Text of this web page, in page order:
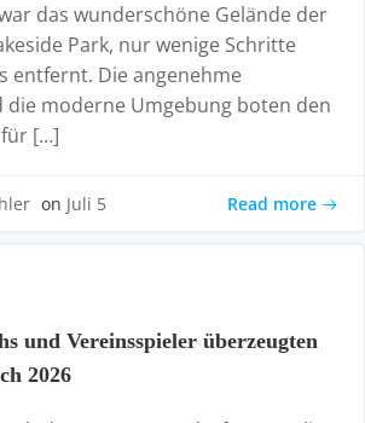
das wunderschöne Gelände der
Park, nur wenige Schritte
entfernt. Die angenehme
moderne Umgebung boten den
für […]
on Juli 5 Read more
und Vereinsspieler überzeugten
2026